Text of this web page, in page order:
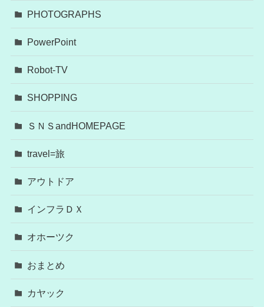
PHOTOGRAPHS
PowerPoint
Robot-TV
SHOPPING
ＳＮＳandHOMEPAGE
travel=旅
アウトドア
インフラＤＸ
オホーツク
おまとめ
カヤック